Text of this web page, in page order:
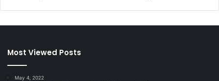
Most Viewed Posts
May 4, 2022